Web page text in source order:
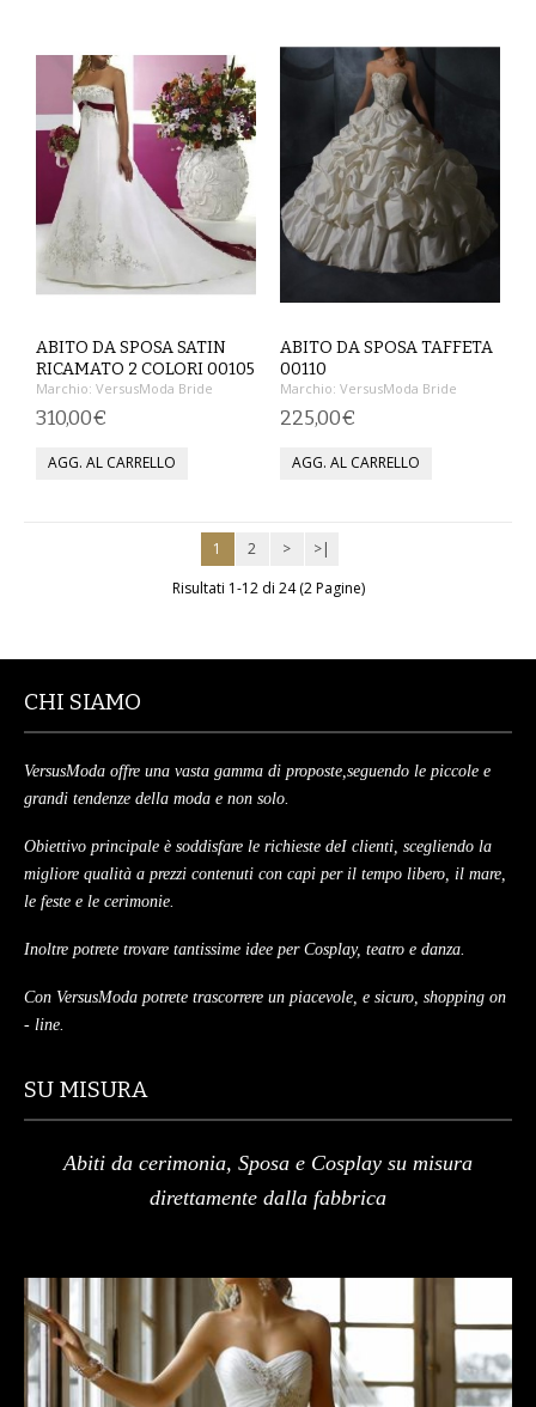
PANTALONI
PIGIAMI
SCUOLA
TUTE E FELPE
CAMICIE
CARNEVALE
DANZA
TUTTI I PRODOTTI
ABITO DA SPOSA SATIN
RICAMATO 2 COLORI 00105
Marchio: VersusModa Bride
310,00€
ABITO DA SPOSA TAFFETA
00110
Marchio: VersusModa Bride
225,00€
1 2 >
>|
Risultati 1-12 di 24 (2 Pagine)
CHI SIAMO
VersusModa offre una vasta gamma di proposte,seguendo le piccole e
grandi tendenze della moda e non solo.
Obiettivo principale è soddisfare le richieste deI clienti, scegliendo la
migliore qualità a prezzi contenuti con capi per il tempo libero, il mare,
le feste e le cerimonie.
Inoltre potrete trovare tantissime idee per Cosplay, teatro e danza.
Con VersusModa potrete trascorrere un piacevole, e sicuro, shopping on
- line.
SU MISURA
Abiti da cerimonia, Sposa e Cosplay su misura
direttamente dalla fabbrica